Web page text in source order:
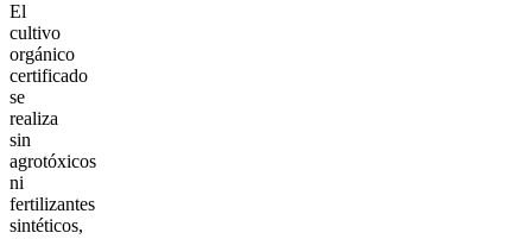
El
cultivo
orgánico
certificado
se
realiza
sin
agrotóxicos
ni
fertilizantes
sintéticos,